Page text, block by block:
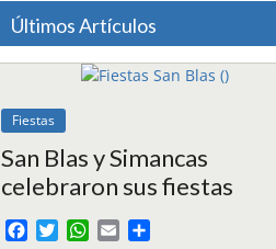
Últimos Artículos
Fiestas
San Blas y Simancas
celebraron sus fiestas
W